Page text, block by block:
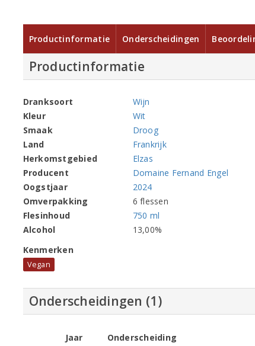
Productinformatie Onderscheidingen
Productinformatie
Dranksoort
Wijn
Kleur
Wit
Smaak
Droog
Land
Frankrijk
Herkomstgebied
Elzas
Producent
Domaine Fernand Engel
Oogstjaar
2024
Omverpakking
6 flessen
Flesinhoud
750 ml
Alcohol
13,00%
Kenmerken
Vegan
Onderscheidingen (1)
Jaar
Onderscheiding